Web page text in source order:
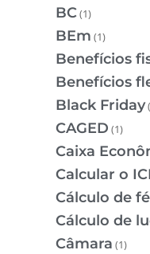
BC(1)
BEm (1)
Benefícios
Benefícios
Black Friday
CAGED (1)
Caixa
Calcular o
Cálculo de
Cálculo de
Câmara (1)